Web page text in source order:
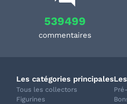
539499
commentaires
Les catégories principales
Tous les collectors
Figurines